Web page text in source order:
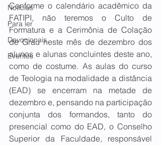
Notícias
Para ler
Devocionais
Eventos
Conforme o calendário acadêmico da
FATIPI, não teremos o Culto de
Formatura e a Cerimônia de Colação
de Grau neste mês de dezembro dos
alunos e alunas concluintes deste ano,
como de costume. As aulas do curso
de Teologia na modalidade a distância
(EAD) se encerram na metade de
dezembro e, pensando na participação
conjunta dos formandos, tanto do
presencial como do EAD, o Conselho
Superior da Faculdade, responsável